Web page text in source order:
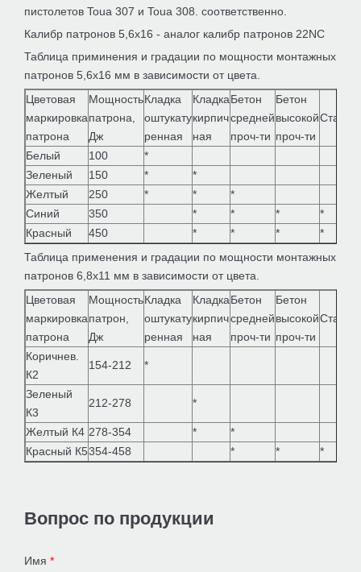
пистолетов Toua 307 и Toua 308. соответственно.
Калибр патронов 5,6х16 - аналог калибр патронов 22NC
Таблица приминения и градации по мощности монтажных
патронов 5,6х16 мм в зависимости от цвета.
Цветовая
маркировка
патрона
Мощность
патрона,
Дж
Кладка
оштукату
ренная
Кладка
кирпич
ная
Бетон
средней
проч-ти
Бетон
высокой
проч-ти
Сталь
Белый 100
*
Зеленый
150 *
*
Желтый
250 * *
*
Синий
350 * * *
*
Красный
450 * * *
*
Таблица применения и градации по мощности монтажных
патронов 6,8х11 мм в зависимости от цвета.
Цветовая
маркировка
патрона
Мощность
патрон,
Дж
Кладка
оштукату
ренная
Кладка
кирпич
ная
Бетон
средней
проч-ти
Бетон
высокой
проч-ти
Сталь
Коричнев.
К2
154-212 *
Зеленый
К3
212-278 *
Желтый К4 278-354 *
*
Красный К5354-458 * * *
Вопрос по продукции
Имя *